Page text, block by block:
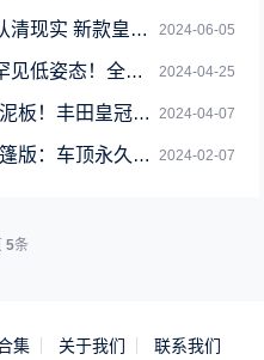
2024-06-05
皇冠陆放上市：28.48万起至高直降4.9万
2024-04-25
全新皇冠轿车上市：纯进口、29.99万起
2024-04-07
皇冠越野套件版出炉
2024-02-07
：车顶永久开放
5条
集 关于我们 联系我们